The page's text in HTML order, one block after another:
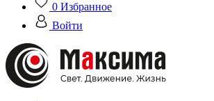
0 Избранное
Войти